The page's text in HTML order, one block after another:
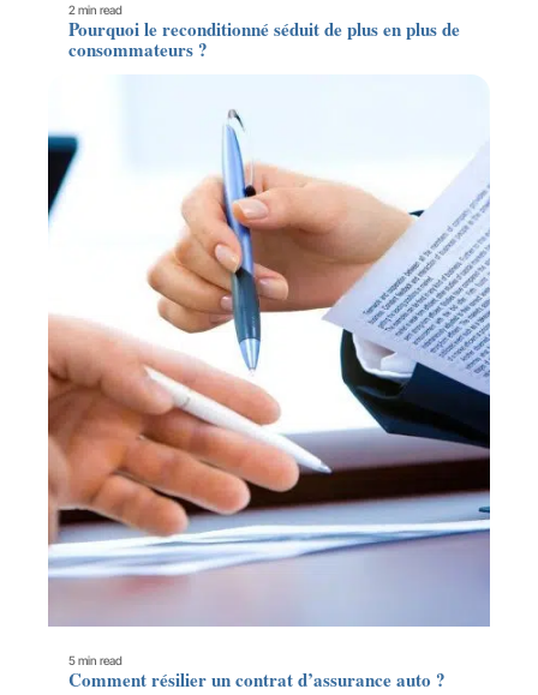
2 min read
Pourquoi le reconditionné séduit de plus en plus de
consommateurs ?
5 min read
Comment résilier un contrat d’assurance auto ?